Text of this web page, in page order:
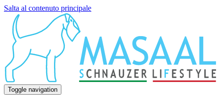
Salta al contenuto principale
Toggle navigation